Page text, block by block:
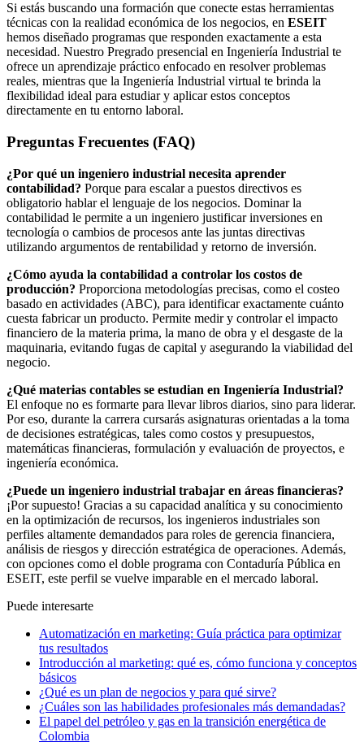
Si estás buscando una formación que conecte estas herramientas
técnicas con la realidad económica de los negocios, en ESEIT
hemos diseñado programas que responden exactamente a esta
necesidad. Nuestro Pregrado presencial en Ingeniería Industrial te
ofrece un aprendizaje práctico enfocado en resolver problemas
reales, mientras que la Ingeniería Industrial virtual te brinda la
flexibilidad ideal para estudiar y aplicar estos conceptos
directamente en tu entorno laboral.
Preguntas Frecuentes (FAQ)
¿Por qué un ingeniero industrial necesita aprender
contabilidad? Porque para escalar a puestos directivos es
obligatorio hablar el lenguaje de los negocios. Dominar la
contabilidad le permite a un ingeniero justificar inversiones en
tecnología o cambios de procesos ante las juntas directivas
utilizando argumentos de rentabilidad y retorno de inversión.
¿Cómo ayuda la contabilidad a controlar los costos de
producción? Proporciona metodologías precisas, como el costeo
basado en actividades (ABC), para identificar exactamente cuánto
cuesta fabricar un producto. Permite medir y controlar el impacto
financiero de la materia prima, la mano de obra y el desgaste de la
maquinaria, evitando fugas de capital y asegurando la viabilidad del
negocio.
¿Qué materias contables se estudian en Ingeniería Industrial?
El enfoque no es formarte para llevar libros diarios, sino para liderar.
Por eso, durante la carrera cursarás asignaturas orientadas a la toma
de decisiones estratégicas, tales como costos y presupuestos,
matemáticas financieras, formulación y evaluación de proyectos, e
ingeniería económica.
¿Puede un ingeniero industrial trabajar en áreas financieras?
¡Por supuesto! Gracias a su capacidad analítica y su conocimiento
en la optimización de recursos, los ingenieros industriales son
perfiles altamente demandados para roles de gerencia financiera,
análisis de riesgos y dirección estratégica de operaciones. Además,
con opciones como el doble programa con Contaduría Pública en
ESEIT, este perfil se vuelve imparable en el mercado laboral.
Puede interesarte
Automatización en marketing: Guía práctica para optimizar
tus resultados
Introducción al marketing: qué es, cómo funciona y conceptos
básicos
¿Qué es un plan de negocios y para qué sirve?
¿Cuáles son las habilidades profesionales más demandadas?
El papel del petróleo y gas en la transición energética de
Colombia